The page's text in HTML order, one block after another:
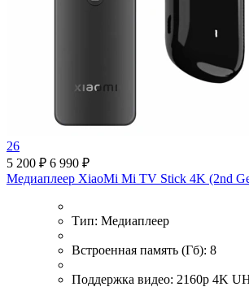
26
5 200 ₽ 6 990 ₽
Медиаплеер XiaoMi Mi TV Stick 4K (2nd
Тип: Медиаплеер
Встроенная память (Гб): 8
Поддержка видео: 2160p 4K